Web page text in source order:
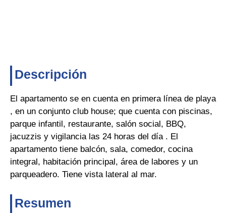
Descripción
El apartamento se en cuenta en primera línea de playa
, en un conjunto club house; que cuenta con piscinas,
parque infantil, restaurante, salón social, BBQ,
jacuzzis y vigilancia las 24 horas del día . El
apartamento tiene balcón, sala, comedor, cocina
integral, habitación principal, área de labores y un
parqueadero. Tiene vista lateral al mar.
Resumen